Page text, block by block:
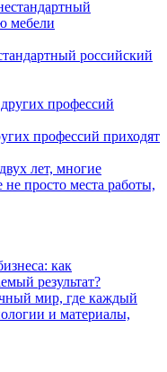
российский
профессий приходят
лет, многие
не просто места работы,
как
результат?
мир, где каждый
и материалы,